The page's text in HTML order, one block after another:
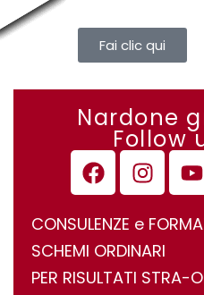
Fai clic qui
Nardone
Follow
CONSULENZE e
SCHEMI ORDINARI
PER RISULTATI STRA-